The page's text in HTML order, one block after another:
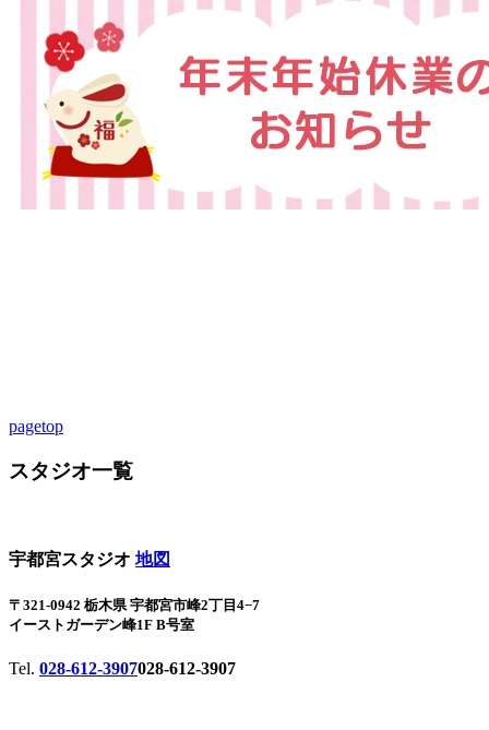
pagetop
スタジオ一覧
宇都宮スタジオ 地図
〒321-0942 栃木県 宇都宮市峰2丁目4−7
イーストガーデン峰1F B号室
Tel. 028-612-3907028-612-3907